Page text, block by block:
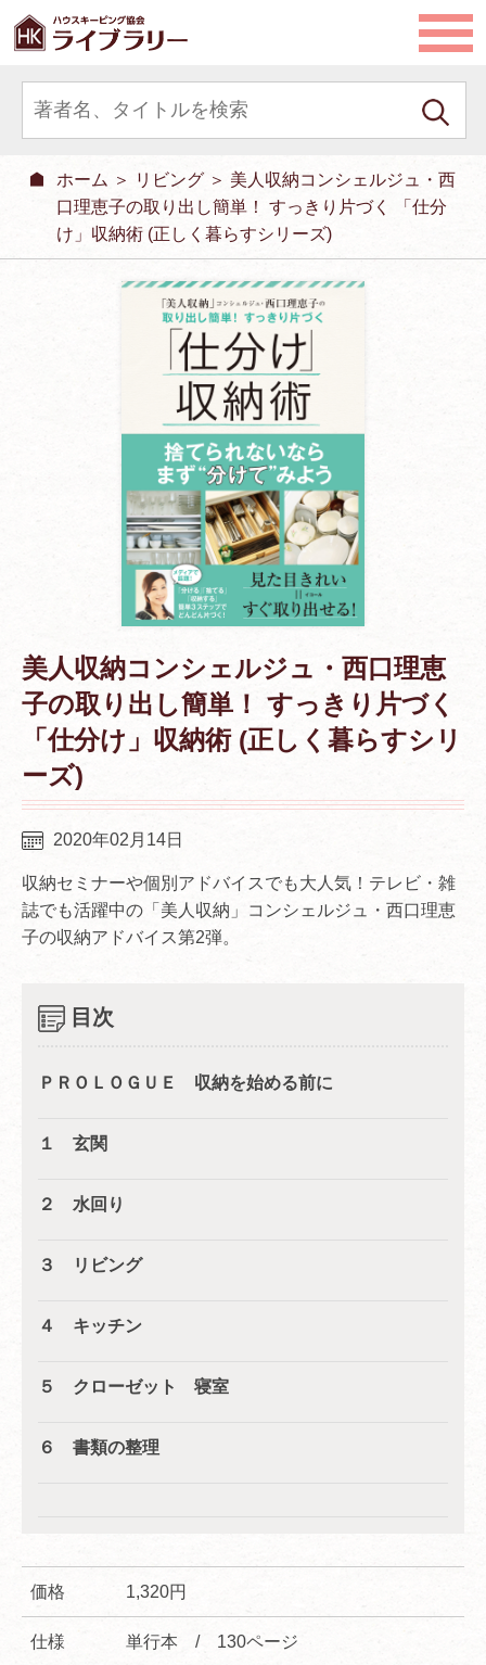
ホーム ＞ リビング ＞ 美人収納コンシェルジュ・西
口理恵子の取り出し簡単！ すっきり片づく 「仕分
け」収納術 (正しく暮らすシリーズ)
美人収納コンシェルジュ・西口理恵
子の取り出し簡単！ すっきり片づく
「仕分け」収納術 (正しく暮らすシリ
ーズ)
2020年02月14日
収納セミナーや個別アドバイスでも大人気！テレビ・雑
誌でも活躍中の「美人収納」コンシェルジュ・西口理恵
子の収納アドバイス第2弾。
目次
ＰＲＯＬＯＧＵＥ 収納を始める前に
１ 玄関
２ 水回り
３ リビング
４ キッチン
５ クローゼット 寝室
６ 書類の整理
価格 1,320円
仕様 単行本 / 130ページ